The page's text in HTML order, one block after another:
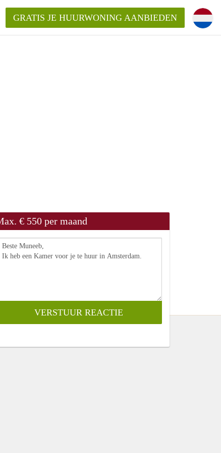
of appartement in Amsterdam?
GRATIS JE HUURWONING AANBIEDEN
€ 550 per maand